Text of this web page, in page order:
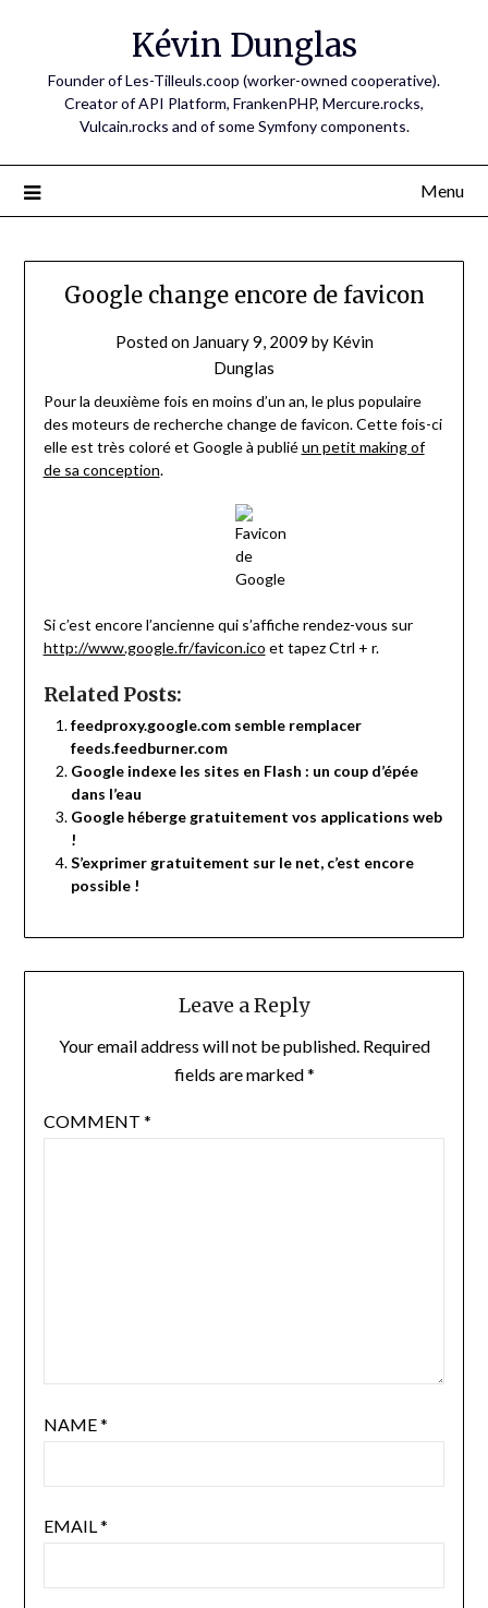
Kévin Dunglas
Founder of Les-Tilleuls.coop (worker-owned cooperative).
Creator of API Platform, FrankenPHP, Mercure.rocks,
Vulcain.rocks and of some Symfony components.
Menu
Google change encore de favicon
Posted on January 9, 2009 by Kévin
Dunglas
Pour la deuxième fois en moins d’un an, le plus populaire
des moteurs de recherche change de favicon. Cette fois-ci
elle est très coloré et Google à publiéun petit making of
de sa conception.
Si c’est encore l’ancienne qui s’affiche rendez-vous sur
http://www.google.fr/favicon.ico et tapez Ctrl + r.
Related Posts:
feedproxy.google.com semble remplacer
feeds.feedburner.com
Google indexe les sites en Flash : un coup d’épée
dans l’eau
Google héberge gratuitement vos applications web
!
S’exprimer gratuitement sur le net, c’est encore
possible !
Leave a Reply
Your email address will not be published. Required
fields are marked*
COMMENT *
NAME*
EMAIL*